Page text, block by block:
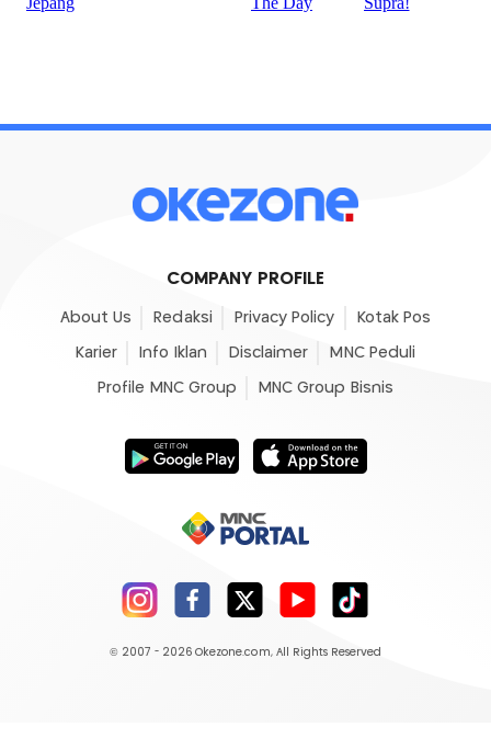
COMPANY PROFILE
About Us Redaksi Privacy Policy Kotak Pos
Karier Info Iklan Disclaimer MNC Peduli
Profile MNC Group MNC Group Bisnis
© 2007 - 2026 Okezone.com, All Rights Reserved